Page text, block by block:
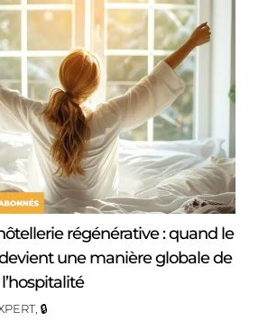
régénérative : quand le
une manière globale de
, 🔒